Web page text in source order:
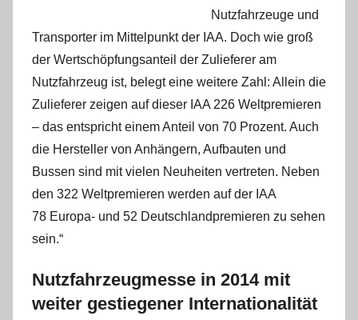
Nutzfahrzeuge und
Transporter im Mittelpunkt der IAA. Doch wie groß
der Wertschöpfungsanteil der Zulieferer am
Nutzfahrzeug ist, belegt eine weitere Zahl: Allein die
Zulieferer zeigen auf dieser IAA 226 Weltpremieren
– das entspricht einem Anteil von 70 Prozent. Auch
die Hersteller von Anhängern, Aufbauten und
Bussen sind mit vielen Neuheiten vertreten. Neben
den 322 Weltpremieren werden auf der IAA
78 Europa- und 52 Deutschlandpremieren zu sehen
sein.“
Nutzfahrzeugmesse in 2014 mit
weiter gestiegener Internationalität